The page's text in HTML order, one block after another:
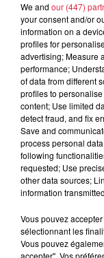
court
après et découvre
un petit
peu à peu des
des graines de
d’espoir et
possible !
Un moment
l’énergie
immersive, à vivre
parc.
Apéro Concert –
Prolongez votre
musicale en plein
We and our (447)
your consent and/or
information on a
profiles for
advertising; Measure
performance;
of data from different
profiles to
content; Use limited
detect fraud, and fix
Save and
process personal
following
requested; Use
other data sources;
information
Vous pouvez
sélectionnant les
Vous pouvez
accepter". Vos